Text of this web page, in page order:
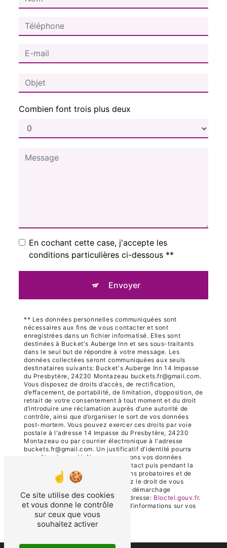
Combien font trois plus deux
En cochant cette case, j'accepte les
conditions particulières ci-dessous **
Envoyer
** Les données personnelles communiquées sont
nécessaires aux fins de vous contacter et sont
enregistrées dans un fichier informatisé. Elles sont
destinées à Bucket's Auberge Inn et ses sous-traitants
dans le seul but de répondre à votre message. Les
données collectées seront communiquées aux seuls
destinataires suivants: Bucket's Auberge Inn 14 Impasse
du Presbytère, 24230 Montazeau buckets.fr@gmail.com.
Vous disposez de droits d’accès, de rectification,
d’effacement, de portabilité, de limitation, d’opposition, de
retrait de votre consentement à tout moment et du droit
d’introduire une réclamation auprès d’une autorité de
contrôle, ainsi que d’organiser le sort de vos données
post-mortem. Vous pouvez exercer ces droits par voie
postale à l'adresse 14 Impasse du Presbytère, 24230
Montazeau ou par courrier électronique à l'adresse
buckets.fr@gmail.com. Un justificatif d'identité pourra
vous être demandé. Nous conservons vos données
pendant la période de prise de contact puis pendant la
durée de prescription légale aux fins probatoires et de
gestion des contentieux. Vous avez le droit de vous
inscrire sur la liste d'opposition au démarchage
téléphonique, disponible à cette adresse: Bloctel.gouv.fr.
Consultez le site cnil.fr pour plus d’informations sur vos
droits.
Ce site utilise des cookies
et vous donne le contrôle
sur ceux que vous
souhaitez activer